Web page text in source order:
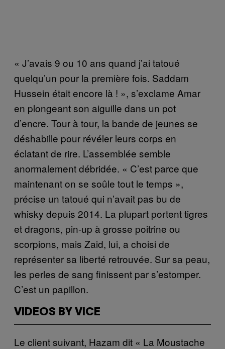
« J’avais 9 ou 10 ans quand j’ai tatoué
quelqu’un pour la première fois. Saddam
Hussein était encore là ! », s’exclame Amar
en plongeant son aiguille dans un pot
d’encre. Tour à tour, la bande de jeunes se
déshabille pour révéler leurs corps en
éclatant de rire. L’assemblée semble
anormalement débridée. « C’est parce que
maintenant on se soûle tout le temps »,
précise un tatoué qui n’avait pas bu de
whisky depuis 2014. La plupart portent tigres
et dragons, pin-up à grosse poitrine ou
scorpions, mais Zaid, lui, a choisi de
représenter sa liberté retrouvée. Sur sa peau,
les perles de sang finissent par s’estomper.
C’est un papillon.
VIDEOS BY VICE
Le client suivant, Hazam dit « La Moustache